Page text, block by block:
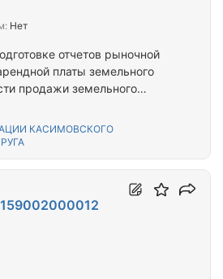
отчетов рыночной
платы земельного
продажи земельного
аренды объектов
Касимовского
Рязанской области
КАСИМОВСКОГО
Нет